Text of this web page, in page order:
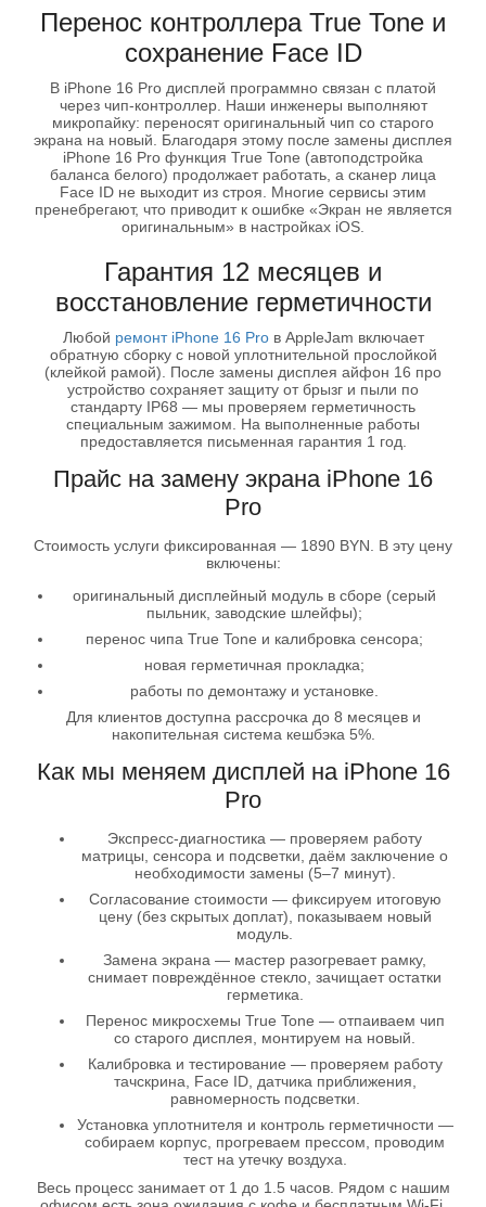
Перенос контроллера True Tone и
сохранение Face ID
В iPhone 16 Pro дисплей программно связан с платой
через чип-контроллер. Наши инженеры выполняют
микропайку: переносят оригинальный чип со старого
экрана на новый. Благодаря этому после замены дисплея
iPhone 16 Pro функция True Tone (автоподстройка
баланса белого) продолжает работать, а сканер лица
Face ID не выходит из строя. Многие сервисы этим
пренебрегают, что приводит к ошибке «Экран не является
оригинальным» в настройках iOS.
Гарантия 12 месяцев и
восстановление герметичности
Любой ремонт iPhone 16 Proв AppleJam включает
обратную сборку с новой уплотнительной прослойкой
(клейкой рамой). После замены дисплея айфон 16 про
устройство сохраняет защиту от брызг и пыли по
стандарту IP68 — мы проверяем герметичность
специальным зажимом. На выполненные работы
предоставляется письменная гарантия 1 год.
Прайс на замену экрана iPhone 16
Pro
Стоимость услуги фиксированная — 1890 BYN. В эту цену
включены:
оригинальный дисплейный модуль в сборе (серый
пыльник, заводские шлейфы);
перенос чипа True Tone и калибровка сенсора;
новая герметичная прокладка;
работы по демонтажу и установке.
Для клиентов доступна рассрочка до 8 месяцев и
накопительная система кешбэка 5%.
Как мы меняем дисплей на iPhone 16
Pro
Экспресс-диагностика — проверяем работу
матрицы, сенсора и подсветки, даём заключение о
необходимости замены (5–7 минут).
Согласование стоимости — фиксируем итоговую
цену (без скрытых доплат), показываем новый
модуль.
Замена экрана — мастер разогревает рамку,
снимает повреждённое стекло, зачищает остатки
герметика.
Перенос микросхемы True Tone — отпаиваем чип
со старого дисплея, монтируем на новый.
Калибровка и тестирование — проверяем работу
тачскрина, Face ID, датчика приближения,
равномерность подсветки.
Установка уплотнителя и контроль герметичности —
собираем корпус, прогреваем прессом, проводим
тест на утечку воздуха.
Весь процесс занимает от 1 до 1.5 часов. Рядом с нашим